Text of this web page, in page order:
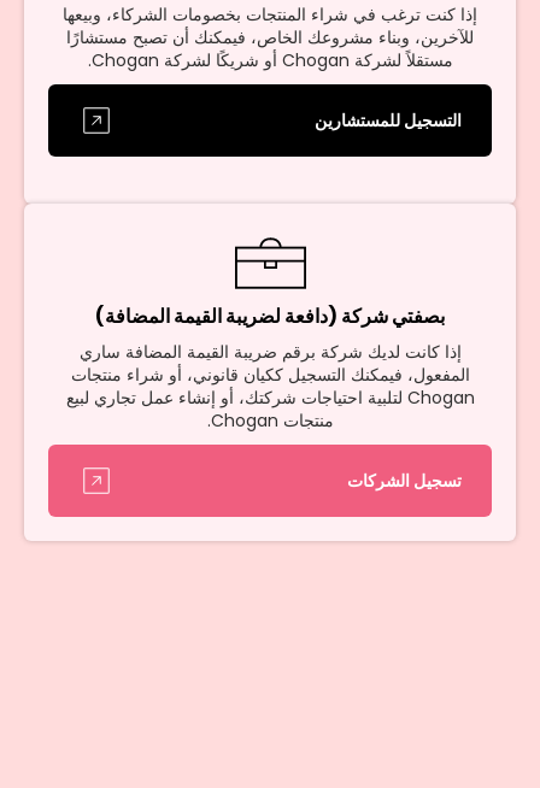
إذا كنت ترغب في شراء المنتجات بخصومات الشركاء، وبيعها
للآخرين، وبناء مشروعك الخاص، فيمكنك أن تصبح مستشارًا
مستقلاً لشركة Chogan أو شريكًا لشركة Chogan.
التسجيل للمستشارين
بصفتي شركة (دافعة لضريبة القيمة المضافة)
إذا كانت لديك شركة برقم ضريبة القيمة المضافة ساري
المفعول، فيمكنك التسجيل ككيان قانوني، أو شراء منتجات
Chogan لتلبية احتياجات شركتك، أو إنشاء عمل تجاري لبيع
منتجات Chogan.
تسجيل الشركات